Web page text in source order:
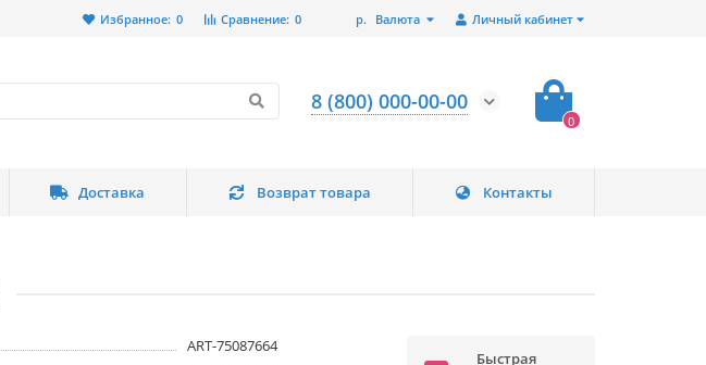
Личный кабинет
р. Валюта
Сравнение: 0
Избранное: 0
8 (800) 000-00-00
0
Доставка Возврат товара Контакты
ART-75087664
Быстрая